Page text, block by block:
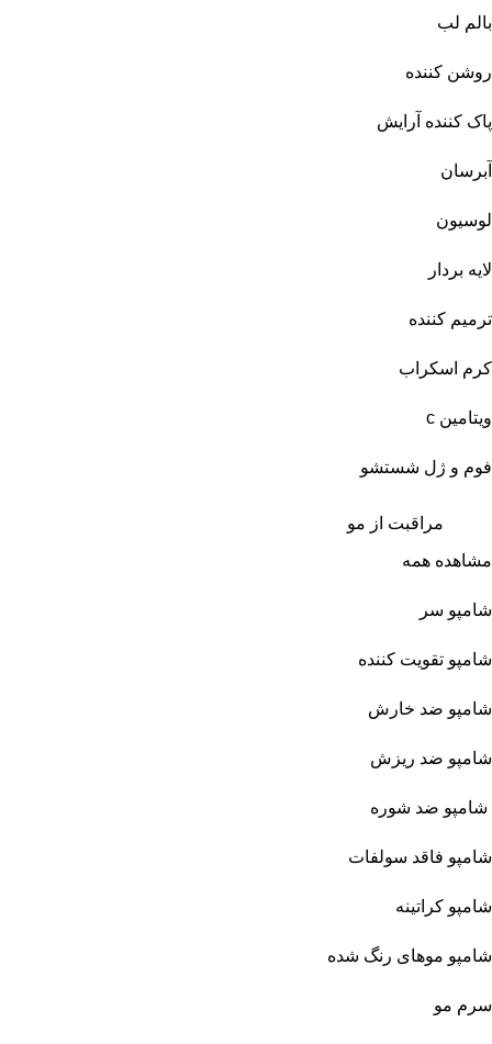
بالم لب
روشن کننده
پاک کننده آرایش
آبرسان
لوسیون
لایه بردار
ترمیم کننده
کرم اسکراب
ویتامین c
فوم و ژل شستشو
مراقبت از مو
مشاهده همه
شامپو سر
شامپو تقویت کننده
شامپو ضد خارش
شامپو ضد ریزش
شامپو ضد شوره
شامپو فاقد سولفات
شامپو کراتینه
شامپو موهای رنگ شده
سرم مو